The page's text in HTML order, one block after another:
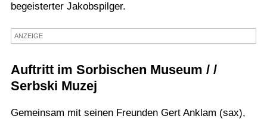
Gesundheit
Kultur
Termine
Kostenlos
begeisterter Jakobspilger.
ANZEIGE
Auftritt im Sorbischen Museum / /
Serbski Muzej
Gemeinsam mit seinen Freunden Gert Anklam (sax),